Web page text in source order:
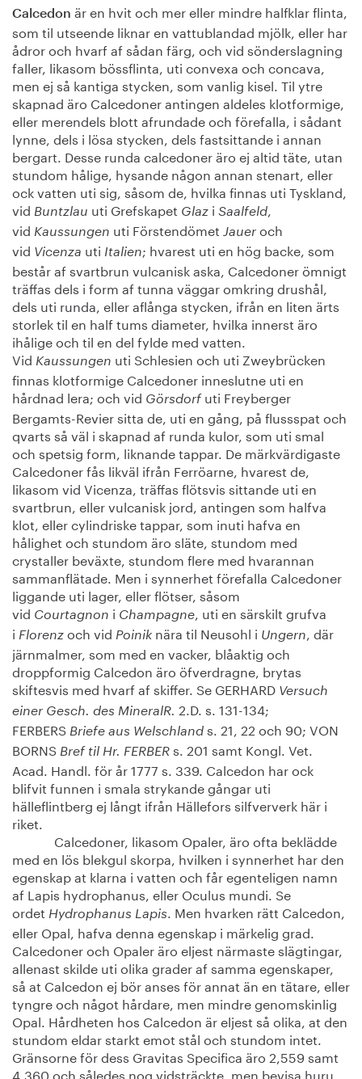
Calcedon är en hvit och mer eller mindre halfklar flinta,
som til utseende liknar en vattublandad mjölk, eller har
ådror och hvarf af sådan färg, och vid sönderslagning
faller, likasom bössflinta, uti convexa och concava,
men ej så kantiga stycken, som vanlig kisel. Til ytre
skapnad äro Calcedoner antingen aldeles klotformige,
eller merendels blott afrundade och förefalla, i sådant
lynne, dels i lösa stycken, dels fastsittande i annan
bergart. Desse runda calcedoner äro ej altid täte, utan
stundom hålige, hysande någon annan stenart, eller
ock vatten uti sig, såsom de, hvilka finnas uti Tyskland,
vid Buntzlau uti Grefskapet Glaz i Saalfeld,
vid Kaussungen uti Förstendömet Jauer och
vid Vicenza uti Italien; hvarest uti en hög backe, som
består af svartbrun vulcanisk aska, Calcedoner ömnigt
träffas dels i form af tunna väggar omkring drushål,
dels uti runda, eller aflånga stycken, ifrån en liten ärts
storlek til en half tums diameter, hvilka innerst äro
ihålige och til en del fylde med vatten.
Vid Kaussungen uti Schlesien och uti Zweybrücken
finnas klotformige Calcedoner inneslutne uti en
hårdnad lera; och vid Görsdorfuti Freyberger
Bergamts-Revier sitta de, uti en gång, på flussspat och
qvarts så väl i skapnad af runda kulor, som uti smal
och spetsig form, liknande tappar. De märkvärdigaste
Calcedoner fås likväl ifrån Ferröarne, hvarest de,
likasom vid Vicenza, träffas flötsvis sittande uti en
svartbrun, eller vulcanisk jord, antingen som halfva
klot, eller cylindriske tappar, som inuti hafva en
hålighet och stundom äro släte, stundom med
crystaller beväxte, stundom flere med hvarannan
sammanflätade. Men i synnerhet förefalla Calcedoner
liggande uti lager, eller flötser, såsom
vid Courtagnon i Champagne, uti en särskilt grufva
i Florenz och vid Poinik nära til Neusohl i Ungern, där
järnmalmer, som med en vacker, blåaktig och
droppformig Calcedon äro öfverdragne, brytas
skiftesvis med hvarf af skiffer. Se GERHARD Versuch
einer Gesch. des MineralR. 2.D. s. 131-134;
FERBERS Briefe aus Welschland s. 21, 22 och 90; VON
BORNS Bref til Hr. FERBER s. 201 samt Kongl. Vet.
Acad. Handl. för år 1777 s. 339. Calcedon har ock
blifvit funnen i smala strykande gångar uti
hälleflintberg ej långt ifrån Hällefors silfververk här i
riket.
Calcedoner, likasom Opaler, äro ofta beklädde
med en lös blekgul skorpa, hvilken i synnerhet har den
egenskap at klarna i vatten och får egenteligen namn
af Lapis hydrophanus, eller Oculus mundi. Se
ordet Hydrophanus Lapis. Men hvarken rätt Calcedon,
eller Opal, hafva denna egenskap i märkelig grad.
Calcedoner och Opaler äro eljest närmaste slägtingar,
allenast skilde uti olika grader af samma egenskaper,
så at Calcedon ej bör anses för annat än en tätare, eller
tyngre och något hårdare, men mindre genomskinlig
Opal. Hårdheten hos Calcedon är eljest så olika, at den
stundom eldar starkt emot stål och stundom intet.
Gränsorne för dess Gravitas Specifica äro 2,559 samt
4,360 och således nog vidsträckte, men bevisa huru